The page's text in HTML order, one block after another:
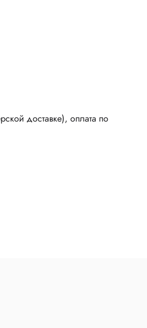
доставке), оплата по